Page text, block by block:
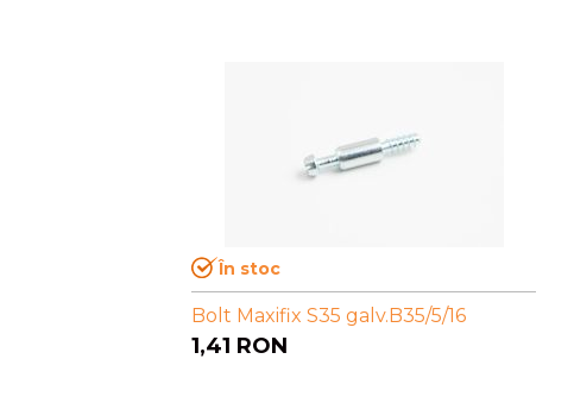
În stoc
Bolt Maxifix S35 galv.B35/5/16
1,41 RON